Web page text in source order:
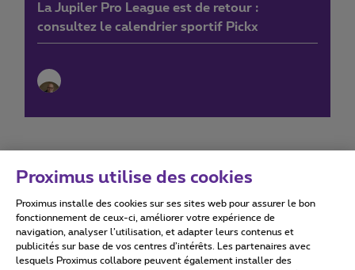
La Jupiler Pro League est de retour :
consultez le calendrier sportif Pickx
Conditions d'utilisation Accessibility statement
Proximus utilise des cookies
Proximus installe des cookies sur ses sites web pour assurer le bon
fonctionnement de ceux-ci, améliorer votre expérience de
navigation, analyser l’utilisation, et adapter leurs contenus et
publicités sur base de vos centres d’intérêts. Les partenaires avec
lesquels Proximus collabore peuvent également installer des